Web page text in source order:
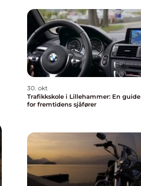
30. okt
Trafikkskole i Lillehammer: En guide
for fremtidens sjåfører